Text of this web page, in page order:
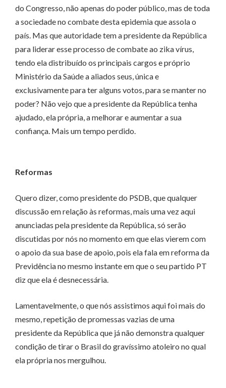
do Congresso, não apenas do poder público, mas de toda
a sociedade no combate desta epidemia que assola o
país. Mas que autoridade tem a presidente da República
para liderar esse processo de combate ao zika vírus,
tendo ela distribuído os principais cargos e próprio
Ministério da Saúde a aliados seus, única e
exclusivamente para ter alguns votos, para se manter no
poder? Não vejo que a presidente da República tenha
ajudado, ela própria, a melhorar e aumentar a sua
confiança. Mais um tempo perdido.
Reformas
Quero dizer, como presidente do PSDB, que qualquer
discussão em relação às reformas, mais uma vez aqui
anunciadas pela presidente da República, só serão
discutidas por nós no momento em que elas vierem com
o apoio da sua base de apoio, pois ela fala em reforma da
Previdência no mesmo instante em que o seu partido PT
diz que ela é desnecessária.
Lamentavelmente, o que nós assistimos aqui foi mais do
mesmo, repetição de promessas vazias de uma
presidente da República que já não demonstra qualquer
condição de tirar o Brasil do gravíssimo atoleiro no qual
ela própria nos mergulhou.